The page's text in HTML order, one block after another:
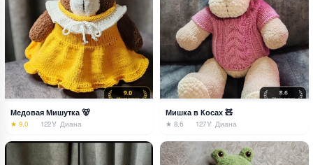
Медовая Мишутка 🐻
★ 9.0 122🏅 Диана
Мишка в Косах 🧸
★ 8.6 127🏅 Диана